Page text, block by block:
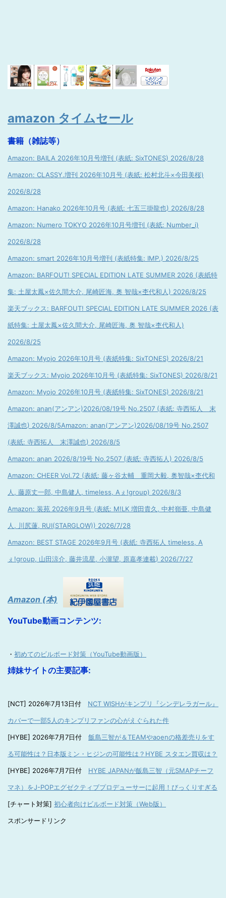
amazon タイムセール
書籍（雑誌等）
Amazon: BAILA 2026年10月号増刊 (表紙: SixTONES) 2026/8/28
Amazon: CLASSY.増刊 2026年10月号 (表紙: 松村北斗×今田美桜)
2026/8/28
Amazon: Hanako 2026年10月号 (表紙: 七五三掛龍也) 2026/8/28
Amazon: Numero TOKYO 2026年10月号増刊 (表紙: Number_i)
2026/8/28
Amazon: smart 2026年10月号増刊 (表紙特集: IMP.) 2026/8/25
Amazon: BARFOUT! SPECIAL EDITION LATE SUMMER 2026 (表紙特
集: 土屋太鳳×佐久間大介, 尾崎匠海, 奥 智哉×杢代和人) 2026/8/25
楽天ブックス: BARFOUT! SPECIAL EDITION LATE SUMMER 2026 (表
紙特集: 土屋太鳳×佐久間大介, 尾崎匠海, 奥 智哉×杢代和人)
2026/8/25
Amazon: Myojo 2026年10月号 (表紙特集: SixTONES) 2026/8/21
楽天ブックス: Myojo 2026年10月号 (表紙特集: SixTONES) 2026/8/21
Amazon: Myojo 2026年10月号 (表紙特集: SixTONES) 2026/8/21
Amazon: anan(アンアン)2026/08/19号 No.2507 (表紙: 寺西拓人 末
澤誠也) 2026/8/5Amazon: anan(アンアン)2026/08/19号 No.2507
(表紙: 寺西拓人 末澤誠也) 2026/8/5
Amazon: anan 2026/8/19号 No.2507 (表紙: 寺西拓人) 2026/8/5
Amazon: CHEER Vol.72 (表紙: 藤ヶ谷太輔 重岡大毅, 奥智哉×杢代和
人, 藤原丈一郎, 中島健人, timeless, Aぇ!group) 2026/8/3
Amazon: 装苑 2026年9月号 (表紙: M!LK 増田貴久, 中村嶺亜, 中島健
人, 川尻蓮, RUI(STARGLOW)) 2026/7/28
Amazon: BEST STAGE 2026年9月号 (表紙: 寺西拓人 timeless, A
ぇ!group, 山田涼介, 藤井流星, 小瀧望, 原嘉孝連載) 2026/7/27
Amazon (本)
YouTube動画コンテンツ:
・ 初めてのビルボード対策（YouTube動画版）
姉妹サイトの主要記事:
[NCT] 2026年7月13日付 NCT WISHがキンプリ『シンデレラガール』
カバーで一部5人のキンプリファンの心がえぐられた件
[HYBE] 2026年7月7日付 飯島三智が＆TEAMやaoenの格差売りをす
る可能性は？日本版ミン・ヒジンの可能性は？HYBE スタエン買収は？
[HYBE] 2026年7月7日付 HYBE JAPANが飯島三智（元SMAPチーフ
マネ）をJ-POPエグゼクティブプロデューサーに起用！びっくりすぎる
[チャート対策] 初心者向けビルボード対策（Web版）
スポンサードリンク